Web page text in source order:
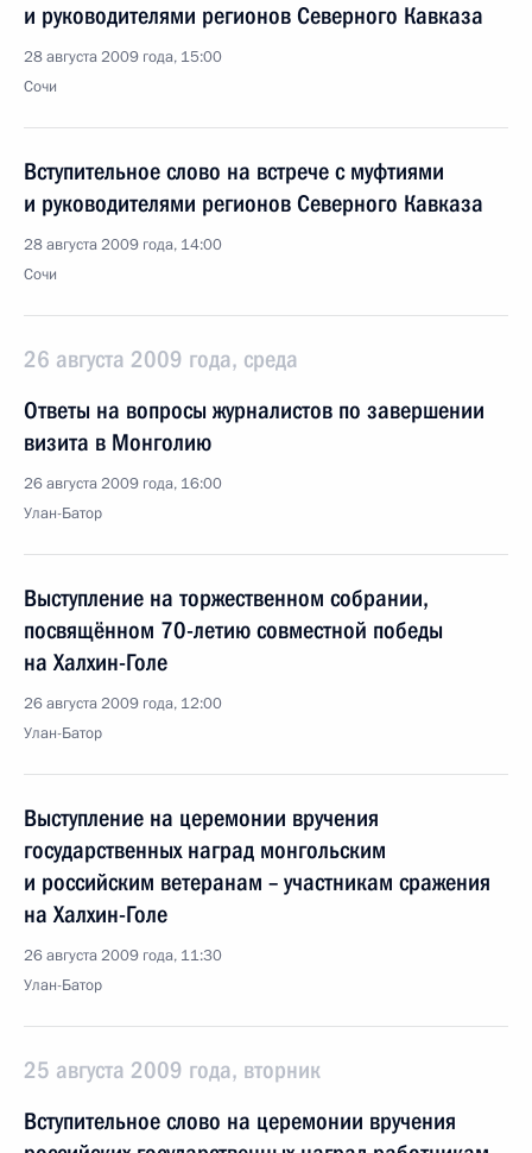
и руководителями регионов Северного Кавказа
28 августа 2009 года, 15:00
Сочи
Вступительное слово на встрече с муфтиями
и руководителями регионов Северного Кавказа
28 августа 2009 года, 14:00
Сочи
26 августа 2009 года, среда
Ответы на вопросы журналистов по завершении
визита в Монголию
26 августа 2009 года, 16:00
Улан-Батор
Выступление на торжественном собрании,
посвящённом 70-летию совместной победы
на Халхин-Голе
26 августа 2009 года, 12:00
Улан-Батор
Выступление на церемонии вручения
государственных наград монгольским
и российским ветеранам – участникам сражения
на Халхин-Голе
26 августа 2009 года, 11:30
Улан-Батор
25 августа 2009 года, вторник
Вступительное слово на церемонии вручения